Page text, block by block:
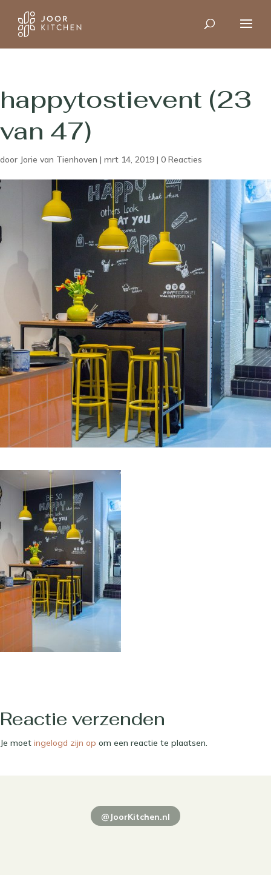
happytostievent (23
van 47)
door Jorie van Tienhoven | mrt 14, 2019 | 0 Reacties
Reactie verzenden
Je moet ingelogd zijn op om een reactie te plaatsen.
@JoorKitchen.nl